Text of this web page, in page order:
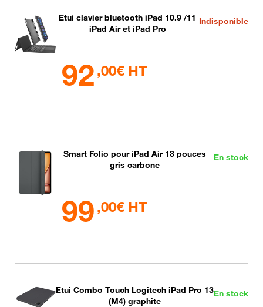
Indisponible
Etui clavier bluetooth iPad 10.9 /11
iPad Air et iPad Pro
92 ,00€ HT
En stock
Smart Folio pour iPad Air 13 pouces
gris carbone
99 ,00€ HT
En stock
Etui Combo Touch Logitech iPad Pro 13
(M4) graphite